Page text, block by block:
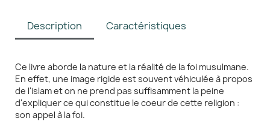
Description Caractéristiques
Ce livre aborde la nature et la réalité de la foi musulmane.
En effet, une image rigide est souvent véhiculée à propos
de l'islam et on ne prend pas suffisamment la peine
d'expliquer ce qui constitue le coeur de cette religion :
son appel à la foi.